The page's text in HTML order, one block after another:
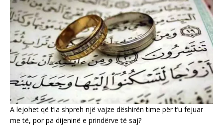
A lejohet që t’ia shpreh një vajze dëshirën time për t’u fejuar
me të, por pa dijeninë e prindërve të saj?